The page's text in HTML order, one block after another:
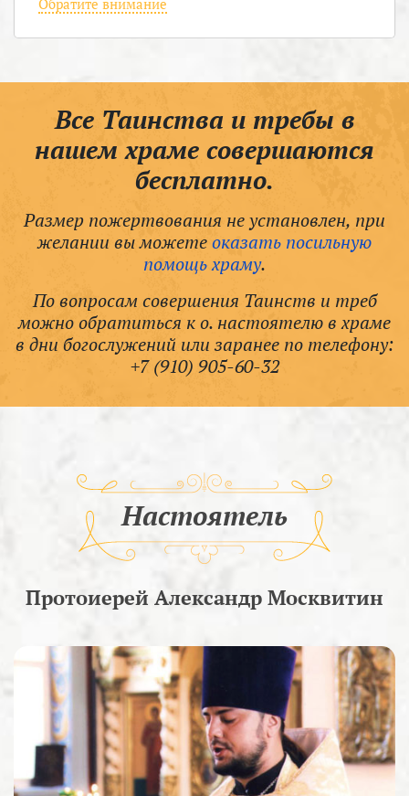
Все Таинства и требы в
нашем храме совершаются
бесплатно.
Размер пожертвования не установлен, при
желании вы можетеоказать посильную
помощь храму.
По вопросам совершения Таинств и треб
можно обратиться к о. настоятелю в храме
в дни богослужений или заранее по телефону:
+7 (910) 905-60-32
Настоятель
Протоиерей Александр Москвитин